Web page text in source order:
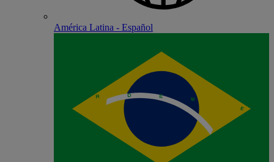
América Latina - Español